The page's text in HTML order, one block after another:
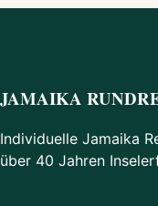
JAMAIKA
Individuelle Jamaika
über 40 Jahren